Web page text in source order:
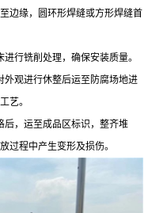
边缘，圆环形焊缝或方形焊缝首
行铣削处理，确保安装质量。
外观进行休整后运至防腐场地进
艺。
后，运至成品区标识，整齐堆
过程中产生变形及损伤。